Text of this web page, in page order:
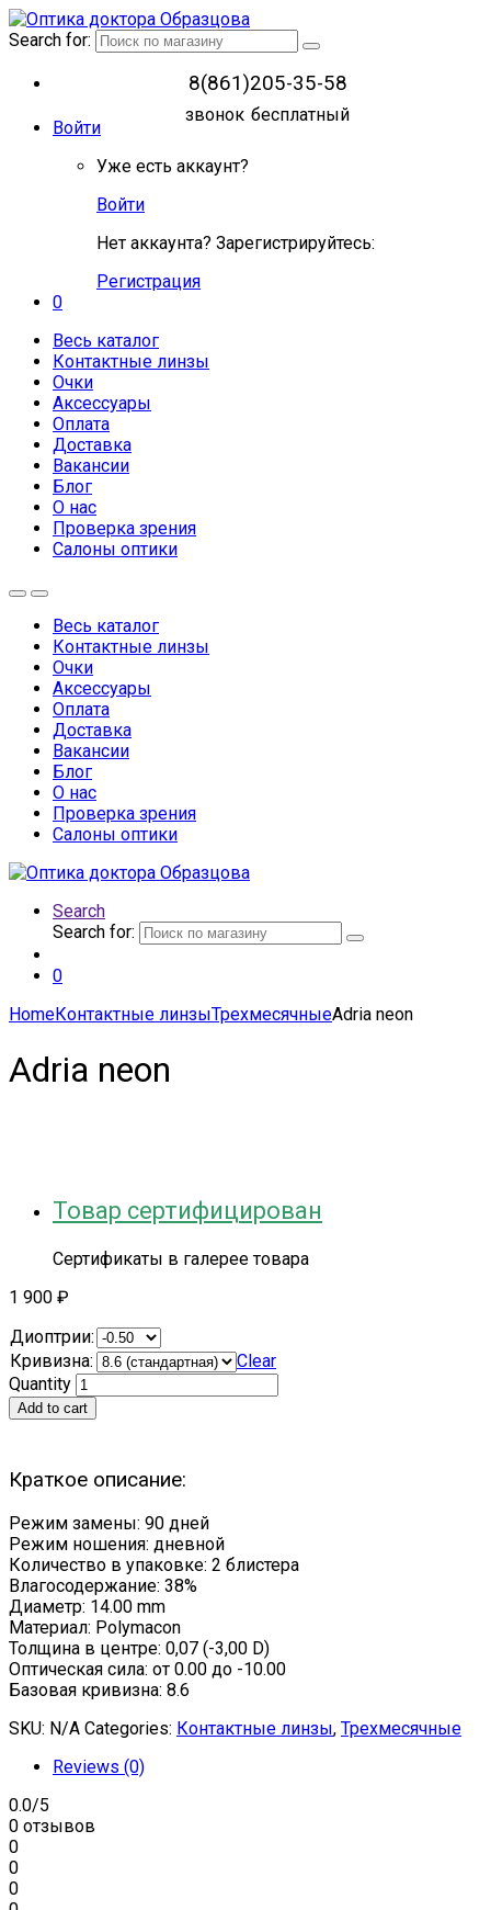
Search for:
8(861)205-35-58
звонок бесплатный
Войти
Уже есть аккаунт?
Войти
Нет аккаунта? Зарегистрируйтесь:
Регистрация
0
Весь каталог
Контактные линзы
Очки
Аксессуары
Оплата
Доставка
Вакансии
Блог
О нас
Проверка зрения
Салоны оптики
Весь каталог
Контактные линзы
Очки
Аксессуары
Оплата
Доставка
Вакансии
Блог
О нас
Проверка зрения
Салоны оптики
Search
Search for:
0
HomeКонтактные линзыТрехмесячныеAdria neon
Adria neon
Товар сертифицирован
Сертификаты в галерее товара
1 900 ₽
Диоптрии:
Кривизна:
Clear
Quantity
Add to cart
Краткое описание:
Режим замены: 90 дней
Режим ношения: дневной
Количество в упаковке: 2 блистера
Влагосодержание: 38%
Диаметр: 14.00 mm
Материал: Polymacon
Толщина в центре: 0,07 (-3,00 D)
Оптическая сила: от 0.00 до -10.00
Базовая кривизна: 8.6
SKU: N/A Categories: Контактные линзы, Трехмесячные
Reviews (0)
0.0/5
0 отзывов
0
0
0